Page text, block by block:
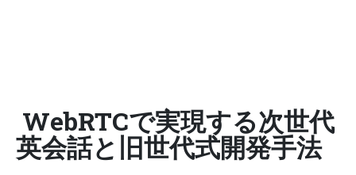
WebRTCで実現する次世代
英会話と旧世代式開発手法